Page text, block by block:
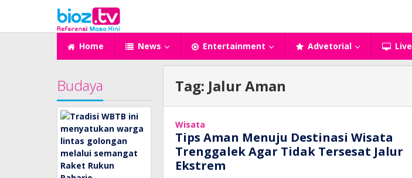
konten
Home News Entertainment Advetorial Live
Budaya Tag: Jalur Aman
Wisata
Tips Aman Menuju Destinasi Wisata
Trenggalek Agar Tidak Tersesat Jalur
Ekstrem